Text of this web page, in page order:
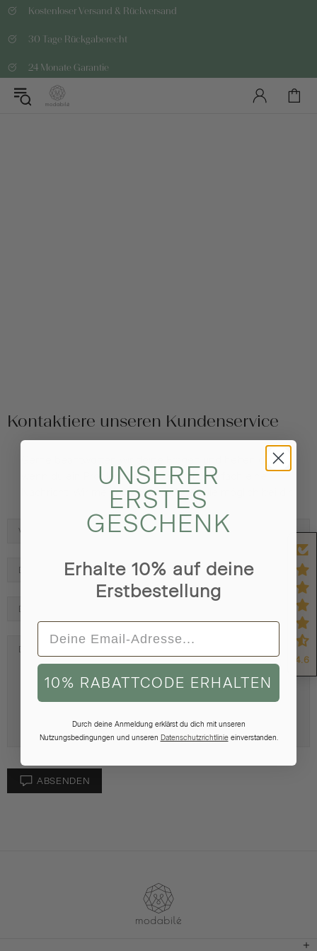
Kostenloser Versand & Rückversand
30 Tage Rückgaberecht
24 Monate Garantie
Kontaktiere unseren Kundenservice
wenn du ein Problem hast. Sende uns einfach eine
Nachricht. Wir melden uns so schnell wie möglich bei dir.
ABSENDEN
4.6
UNSERER
ERSTES
GESCHENK
Erhalte 10% auf deine
Erstbestellung
10% RABATTCODE ERHALTEN
Durch deine Anmeldung erklärst du dich mit unseren
Nutzungsbedingungen und unseren Datenschutzrichtlinieeinverstanden.